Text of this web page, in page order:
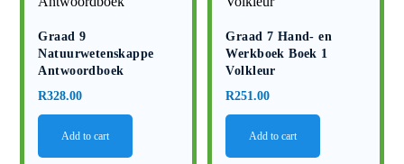
Graad 9
Natuurwetenskappe
Antwoordboek
R328.00
Add to cart
Graad 7 Hand- en
Werkboek Boek 1
Volkleur
R251.00
Add to cart